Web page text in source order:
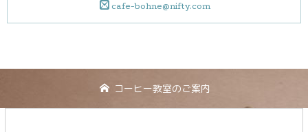
cafe-bohne@nifty.com
コーヒー教室のご案内